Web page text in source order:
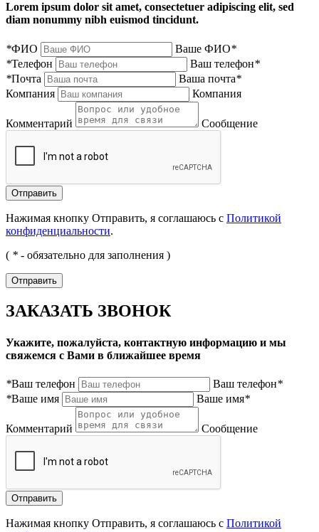
Lorem ipsum dolor sit amet, consectetuer adipiscing elit, sed
diam nonummy nibh euismod tincidunt.
*ФИО Ваше ФИО*
*Телефон Ваш телефон*
*Почта Ваша почта*
Компания
Компания
Комментарий Сообщение
Нажимая кнопку Отправить, я соглашаюсь с Политикой
конфиденциальности.
( * - обязательно для заполнения )
ЗАКАЗАТЬ ЗВОНОК
Укажите, пожалуйста, контактную информацию и мы
свяжемся с Вами в ближайшее время
*Ваш телефон Ваш телефон*
*Ваше имя Ваше имя*
Комментарий Сообщение
Нажимая кнопку Отправить, я соглашаюсь с Политикой